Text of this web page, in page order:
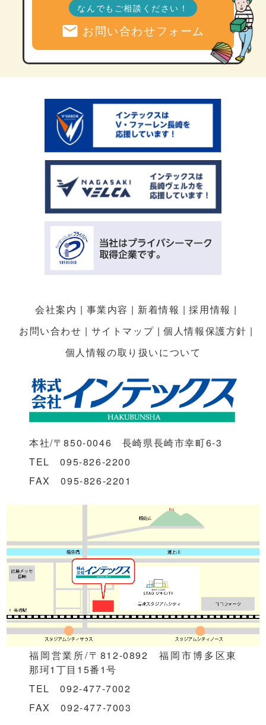
なんでもご相談ください！
mail お問い合わせフォーム
会社案内 事業内容 新着情報
採用情報
お問い合わせ
サイトマップ
個人情報保護方針
個人情報の取り扱いについて
本社/〒850-0046 長崎県長崎市幸町6-3
TEL 095-826-2200
FAX 095-826-2201
福岡営業所/〒812-0892 福岡市博多区東
那珂1丁目15番1号
TEL 092-477-7002
FAX 092-477-7003